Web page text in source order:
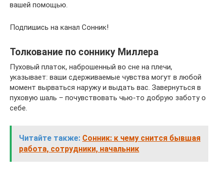
вашей помощью.
Подпишись на канал Сонник!
Толкование по соннику Миллера
Пуховый платок, наброшенный во сне на плечи,
указывает: ваши сдерживаемые чувства могут в любой
момент вырваться наружу и выдать вас. Завернуться в
пуховую шаль – почувствовать чью-то добрую заботу о
себе.
Читайте также: Сонник: к чему снится бывшая
работа, сотрудники, начальник